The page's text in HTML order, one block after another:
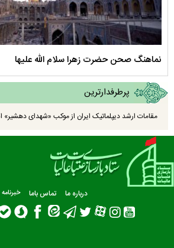
نماهنگ صحن حضرت زهرا سلام الله علیها
پرطرفدارترین
مقامات ارشد دیپلماتیک ایران از موکب «شهدای دهشیر»
درباره ما تماس باما خبرنامه